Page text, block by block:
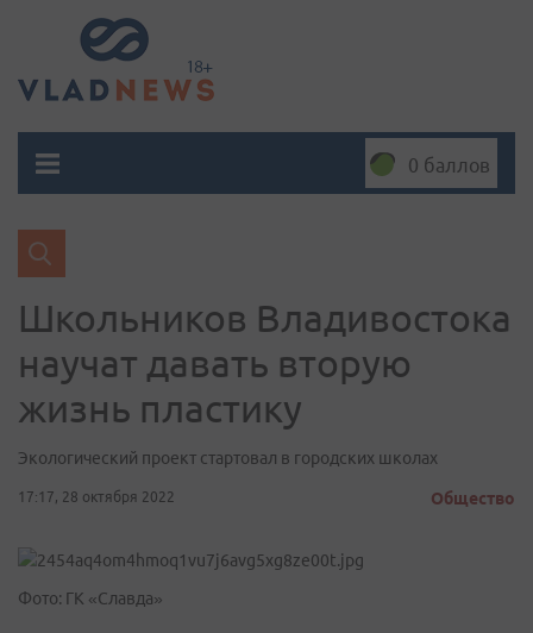
0 баллов
Школьников Владивостока
научат давать вторую
жизнь пластику
Экологический проект стартовал в городских школах
17:17, 28 октября 2022 Общество
Фото: ГК «Славда»